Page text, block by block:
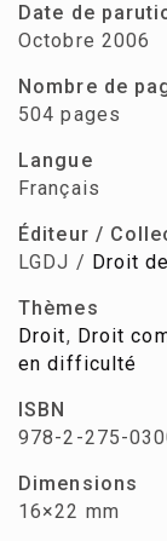
Date de
Octobre 2006
Nombre de
504 pages
Langue
Français
Éditeur /
LGDJ / Droit
Thèmes
Droit, Droit
en difficulté
ISBN
978-2-275-
Dimensions
16×22 mm